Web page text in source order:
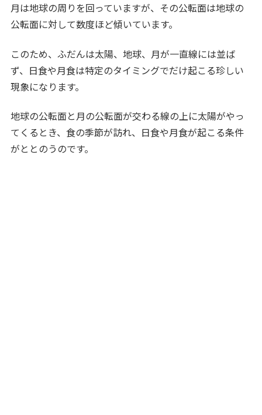
月は地球の周りを回っていますが、その公転面は地球の
公転面に対して数度ほど傾いています。
このため、ふだんは太陽、地球、月が一直線には並ば
ず、日食や月食は特定のタイミングでだけ起こる珍しい
現象になります。
地球の公転面と月の公転面が交わる線の上に太陽がやっ
てくるとき、食の季節が訪れ、日食や月食が起こる条件
がととのうのです。